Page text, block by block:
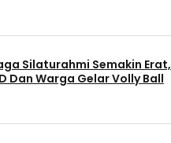
Silaturahmi Semakin Erat,
Dan Warga Gelar Volly Ball